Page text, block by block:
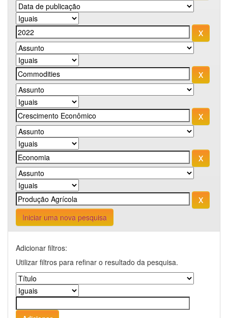
Iniciar uma nova pesquisa
Adicionar filtros:
Utilizar filtros para refinar o resultado da pesquisa.